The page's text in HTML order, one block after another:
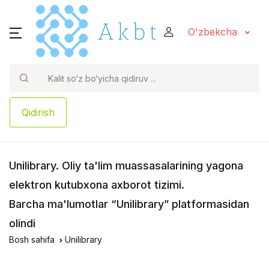
O'zbekcha
Qidirish
Unilibrary. Oliy ta'lim muassasalarining yagona
elektron kutubxona axborot tizimi.
Barcha ma'lumotlar “Unilibrary” platformasidan
olindi
Bosh sahifa Unilibrary